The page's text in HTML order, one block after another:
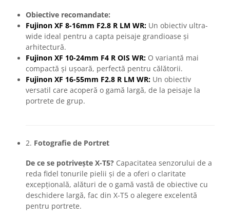
Obiective recomandate:
Fujinon XF 8-16mm F2.8 R LM WR: Un obiectiv ultra-
wide ideal pentru a capta peisaje grandioase și
arhitectură.
Fujinon XF 10-24mm F4 R OIS WR: O variantă mai
compactă și ușoară, perfectă pentru călătorii.
Fujinon XF 16-55mm F2.8 R LM WR: Un obiectiv
versatil care acoperă o gamă largă, de la peisaje la
portrete de grup.
2. Fotografie de Portret
De ce se potrivește X-T5? Capacitatea senzorului de a
reda fidel tonurile pielii și de a oferi o claritate
excepțională, alături de o gamă vastă de obiective cu
deschidere largă, fac din X-T5 o alegere excelentă
pentru portrete.